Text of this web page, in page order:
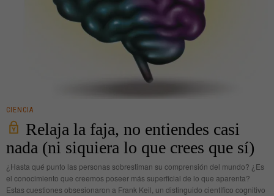
CIENCIA
Relaja la faja, no entiendes casi
nada (ni siquiera lo que crees que sí)
¿Hasta qué punto las personas sobrestiman su comprensión del mundo? ¿Es
el conocimiento que creemos poseer más superficial de lo que aparenta?
Estas cuestiones obsesionaron a Frank Keil, un distinguido científico cognitivo